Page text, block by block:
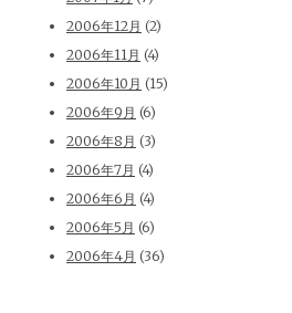
2006年12月 (2)
2006年11月 (4)
2006年10月 (15)
2006年9月 (6)
2006年8月 (3)
2006年7月 (4)
2006年6月 (4)
2006年5月 (6)
2006年4月 (36)